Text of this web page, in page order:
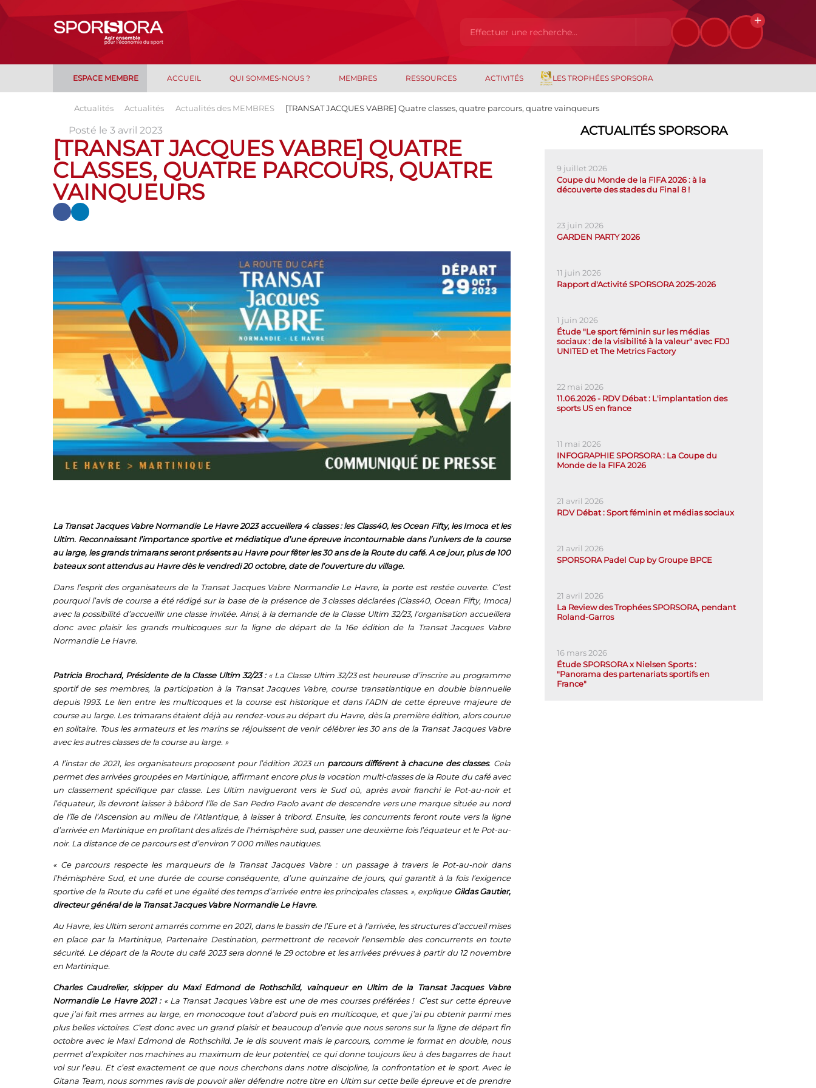
ESPACE MEMBRE ACCUEIL QUI SOMMES-NOUS ? MEMBRES RESSOURCES ACTIVITÉS LES TROPHÉES SPORSORA
Actualités Actualités Actualités des MEMBRES [TRANSAT JACQUES VABRE] Quatre classes, quatre parcours, quatre vainqueurs
Posté le 3 avril 2023
[TRANSAT JACQUES VABRE] QUATRE
CLASSES, QUATRE PARCOURS, QUATRE
VAINQUEURS
La Transat Jacques Vabre Normandie Le Havre 2023 accueillera 4 classes : les Class40, les Ocean Fifty, les Imoca et les
Ultim. Reconnaissant l’importance sportive et médiatique d’une épreuve incontournable dans l’univers de la course
au large, les grands trimarans seront présents au Havre pour fêter les 30 ans de la Route du café. A ce jour, plus de 100
bateaux sont attendus au Havre dès le vendredi 20 octobre, date de l’ouverture du village.
Dans l’esprit des organisateurs de la Transat Jacques Vabre Normandie Le Havre, la porte est restée ouverte. C’est
pourquoi l’avis de course a été rédigé sur la base de la présence de 3 classes déclarées (Class40, Ocean Fifty, Imoca)
avec la possibilité d’accueillir une classe invitée. Ainsi, à la demande de la Classe Ultim 32/23, l’organisation accueillera
donc avec plaisir les grands multicoques sur la ligne de départ de la 16e édition de la Transat Jacques Vabre
Normandie Le Havre.
Patricia Brochard, Présidente de la Classe Ultim 32/23 :« La Classe Ultim 32/23 est heureuse d’inscrire au programme
sportif de ses membres, la participation à la Transat Jacques Vabre, course transatlantique en double biannuelle
depuis 1993. Le lien entre les multicoques et la course est historique et dans l’ADN de cette épreuve majeure de
course au large. Les trimarans étaient déjà au rendez-vous au départ du Havre, dès la première édition, alors courue
en solitaire. Tous les armateurs et les marins se réjouissent de venir célébrer les 30 ans de la Transat Jacques Vabre
avec les autres classes de la course au large. »
A l’instar de 2021, les organisateurs proposent pour l’édition 2023 un parcours différent à chacune des classes. Cela
permet des arrivées groupées en Martinique, affirmant encore plus la vocation multi-classes de la Route du café avec
un classement spécifique par classe. Les Ultim navigueront vers le Sud où, après avoir franchi le Pot-au-noir et
l’équateur, ils devront laisser à bâbord l’île de San Pedro Paolo avant de descendre vers une marque située au nord
de l’île de l’Ascension au milieu de l’Atlantique, à laisser à tribord. Ensuite, les concurrents feront route vers la ligne
d’arrivée en Martinique en profitant des alizés de l’hémisphère sud, passer une deuxième fois l’équateur et le Pot-au-
noir. La distance de ce parcours est d’environ 7 000 milles nautiques.
« Ce parcours respecte les marqueurs de la Transat Jacques Vabre : un passage à travers le Pot-au-noir dans
l’hémisphère Sud, et une durée de course conséquente, d’une quinzaine de jours, qui garantit à la fois l’exigence
sportive de la Route du café et une égalité des temps d’arrivée entre les principales classes. », explique Gildas Gautier,
directeur général de la Transat Jacques Vabre Normandie Le Havre.
Au Havre, les Ultim seront amarrés comme en 2021, dans le bassin de l’Eure et à l’arrivée, les structures d’accueil mises
en place par la Martinique, Partenaire Destination, permettront de recevoir l’ensemble des concurrents en toute
sécurité. Le départ de la Route du café 2023 sera donné le 29 octobre et les arrivées prévues à partir du 12 novembre
en Martinique.
Charles Caudrelier, skipper du Maxi Edmond de Rothschild, vainqueur en Ultim de la Transat Jacques Vabre
Normandie Le Havre 2021 : « La Transat Jacques Vabre est une de mes courses préférées ! C’est sur cette épreuve
que j’ai fait mes armes au large, en monocoque tout d’abord puis en multicoque, et que j’ai pu obtenir parmi mes
plus belles victoires. C’est donc avec un grand plaisir et beaucoup d’envie que nous serons sur la ligne de départ fin
octobre avec le Maxi Edmond de Rothschild. Je le dis souvent mais le parcours, comme le format en double, nous
permet d’exploiter nos machines au maximum de leur potentiel, ce qui donne toujours lieu à des bagarres de haut
vol sur l’eau. Et c’est exactement ce que nous cherchons dans notre discipline, la confrontation et le sport. Avec le
Gitana Team, nous sommes ravis de pouvoir aller défendre notre titre en Ultim sur cette belle épreuve et de prendre
ACTUALITÉS SPORSORA
9 juillet 2026
Coupe du Monde de la FIFA 2026 : à la
découverte des stades du Final 8 !
23 juin 2026
GARDEN PARTY 2026
11 juin 2026
Rapport d'Activité SPORSORA 2025-2026
1 juin 2026
Étude "Le sport féminin sur les médias
sociaux : de la visibilité à la valeur" avec FDJ
UNITED et The Metrics Factory
22 mai 2026
11.06.2026 - RDV Débat : L'implantation des
sports US en france
11 mai 2026
INFOGRAPHIE SPORSORA : La Coupe du
Monde de la FIFA 2026
21 avril 2026
RDV Débat : Sport féminin et médias sociaux
21 avril 2026
SPORSORA Padel Cup by Groupe BPCE
21 avril 2026
La Review des Trophées SPORSORA, pendant
Roland-Garros
16 mars 2026
Étude SPORSORA x Nielsen Sports :
"Panorama des partenariats sportifs en
France"